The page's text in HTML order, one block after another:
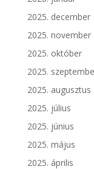
2025. december
2025. november
2025. október
2025.
2025. augusztus
2025. július
2025. június
2025. május
2025. április